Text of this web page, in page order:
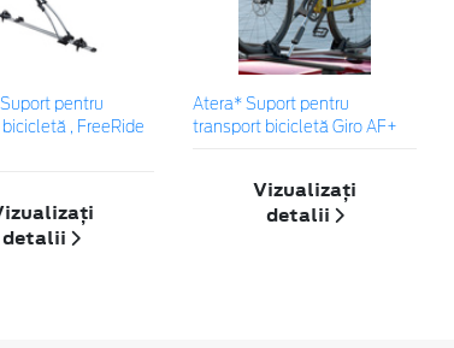
pentru
, FreeRide
detalii
Atera* Suport pentru
transport bicicletă Giro AF+
Vizualizați
detalii